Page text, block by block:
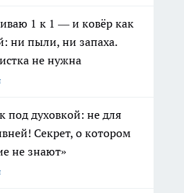
1 к 1 — и ковёр как
ни пыли, ни запаха.
не нужна
под духовкой: не для
Секрет, о котором
не знают»